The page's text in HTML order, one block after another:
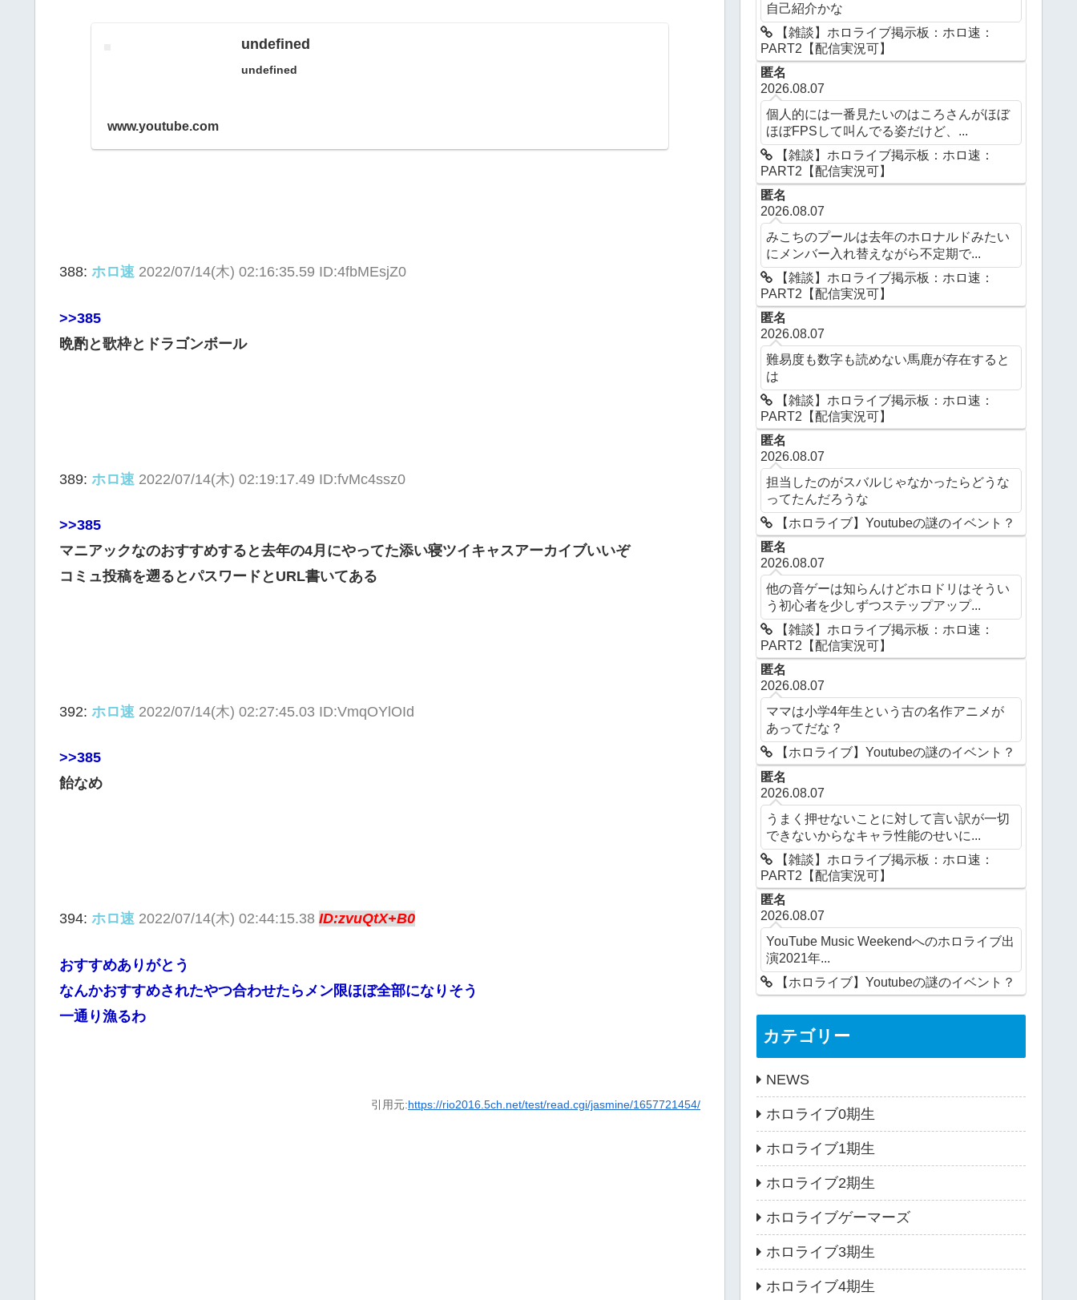
undefined
undefined
www.youtube.com
388: ホロ速 2022/07/14(木) 02:16:35.59 ID:4fbMEsjZ0
>>385
晩酌と歌枠とドラゴンボール
389: ホロ速 2022/07/14(木) 02:19:17.49 ID:fvMc4ssz0
>>385
マニアックなのおすすめすると去年の4月にやってた添い寝ツイキャスアーカイブいいぞ
コミュ投稿を遡るとパスワードとURL書いてある
392: ホロ速 2022/07/14(木) 02:27:45.03 ID:VmqOYlOId
>>385
飴なめ
394: ホロ速 2022/07/14(木) 02:44:15.38 ID:zvuQtX+B0
おすすめありがとう
なんかおすすめされたやつ合わせたらメン限ほぼ全部になりそう
一通り漁るわ
引用元:https://rio2016.5ch.net/test/read.cgi/jasmine/1657721454/
自己紹介かな
【雑談】ホロライブ掲示板：ホロ速：
PART2【配信実況可】
匿名
2026.08.07
個人的には一番見たいのはころさんがほぼ
ほぼFPSして叫んでる姿だけど、...
【雑談】ホロライブ掲示板：ホロ速：
PART2【配信実況可】
匿名
2026.08.07
みこちのプールは去年のホロナルドみたい
にメンバー入れ替えながら不定期で...
【雑談】ホロライブ掲示板：ホロ速：
PART2【配信実況可】
匿名
2026.08.07
難易度も数字も読めない馬鹿が存在すると
は
【雑談】ホロライブ掲示板：ホロ速：
PART2【配信実況可】
匿名
2026.08.07
担当したのがスバルじゃなかったらどうな
ってたんだろうな
【ホロライブ】Youtubeの謎のイベント？
匿名
2026.08.07
他の音ゲーは知らんけどホロドリはそうい
う初心者を少しずつステップアップ...
【雑談】ホロライブ掲示板：ホロ速：
PART2【配信実況可】
匿名
2026.08.07
ママは小学4年生という古の名作アニメが
あってだな？
【ホロライブ】Youtubeの謎のイベント？
匿名
2026.08.07
うまく押せないことに対して言い訳が一切
できないからなキャラ性能のせいに...
【雑談】ホロライブ掲示板：ホロ速：
PART2【配信実況可】
匿名
2026.08.07
YouTube Music Weekendへのホロライブ出
演2021年...
【ホロライブ】Youtubeの謎のイベント？
カテゴリー
NEWS
ホロライブ0期生
ホロライブ1期生
ホロライブ2期生
ホロライブゲーマーズ
ホロライブ3期生
ホロライブ4期生